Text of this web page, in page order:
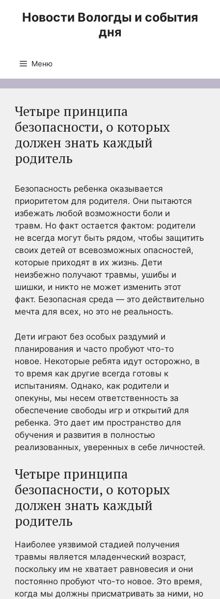
Новости Вологды и события
дня
Меню
Четыре принципа
безопасности, о которых
должен знать каждый
родитель
Безопасность ребенка оказывается
приоритетом для родителя. Они пытаются
избежать любой возможности боли и
травм. Но факт остается фактом: родители
не всегда могут быть рядом, чтобы защитить
своих детей от всевозможных опасностей,
которые приходят в их жизнь. Дети
неизбежно получают травмы, ушибы и
шишки, и никто не может изменить этот
факт. Безопасная среда — это действительно
мечта для всех, но это не реальность.
Дети играют без особых раздумий и
планирования и часто пробуют что-то
новое. Некоторые ребята идут осторожно, в
то время как другие всегда готовы к
испытаниям. Однако, как родители и
опекуны, мы несем ответственность за
обеспечение свободы игр и открытий для
ребенка. Это дает им пространство для
обучения и развития в полностью
реализованных, уверенных в себе личностей.
Четыре принципа
безопасности, о которых
должен знать каждый
родитель
Наиболее уязвимой стадией получения
травмы является младенческий возраст,
поскольку им не хватает равновесия и они
постоянно пробуют что-то новое. Это время,
когда мы должны присматривать за ними, но